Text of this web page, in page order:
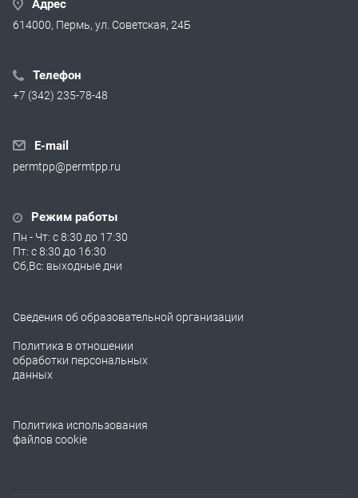
Адрес
614000, Пермь, ул. Советская, 24Б
Телефон
+7 (342) 235-78-48
E-mail
permtpp@permtpp.ru
Режим работы
Пн - Чт: с 8:30 до 17:30
Пт: с 8:30 до 16:30
Сб,Вс: выходные дни
Сведения об образовательной организации
Политика в отношении
обработки персональных
данных
Политика использования
файлов cookie